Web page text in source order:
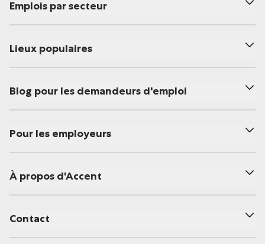
Emplois par secteur
Lieux populaires
Blog pour les demandeurs d'emploi
Pour les employeurs
À propos d'Accent
Contact